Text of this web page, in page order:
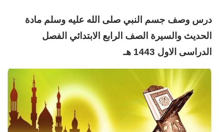
درس وصف جسم النبي صلى الله عليه وسلم مادة
الحديث والسيرة الصف الرابع الابتدائي الفصل
الدراسى الاول 1443 هـ